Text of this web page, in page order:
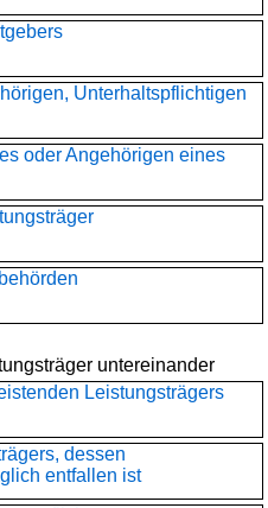
Unterhaltspflichtigen
oder Angehörigen eines
untereinander
Leistungsträgers
dessen
entfallen ist